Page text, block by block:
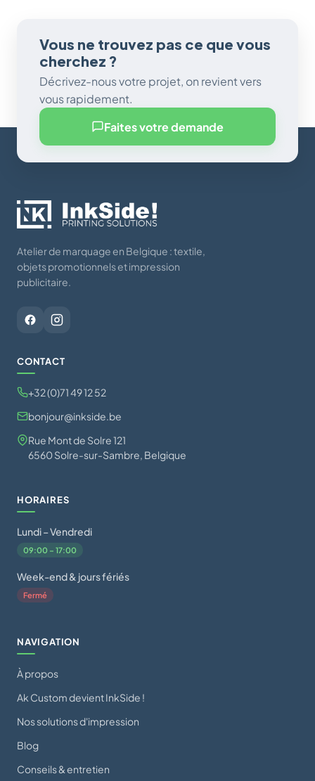
Vous ne trouvez pas ce que vous
cherchez ?
Décrivez-nous votre projet, on revient vers
vous rapidement.
Faites votre demande
Atelier de marquage en Belgique : textile,
objets promotionnels et impression
publicitaire.
CONTACT
+32 (0)71 49 12 52
bonjour@inkside.be
Rue Mont de Solre 121
6560 Solre-sur-Sambre, Belgique
HORAIRES
Lundi – Vendredi
09:00 – 17:00
Week-end & jours fériés
Fermé
NAVIGATION
À propos
Ak Custom devient InkSide !
Nos solutions d'impression
Blog
Conseils & entretien